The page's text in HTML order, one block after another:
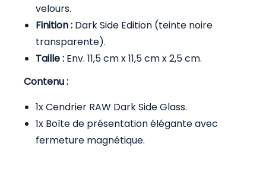
velours.
Finition : Dark Side Edition (teinte noire
transparente).
Taille : Env. 11,5 cm x 11,5 cm x 2,5 cm.
Contenu :
1x Cendrier RAW Dark Side Glass.
1x Boîte de présentation élégante avec
fermeture magnétique.